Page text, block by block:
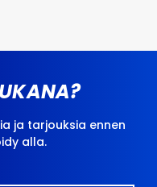
ja tarjouksia ennen
alla.